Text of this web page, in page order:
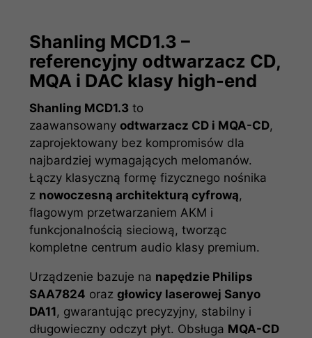
Shanling MCD1.3 –
referencyjny odtwarzacz CD,
MQA i DAC klasy high-end
Shanling MCD1.3 to
zaawansowanyodtwarzacz CD i MQA-CD,
zaprojektowany bez kompromisów dla
najbardziej wymagających melomanów.
Łączy klasyczną formę fizycznego nośnika
z nowoczesną architekturą cyfrową,
flagowym przetwarzaniem AKM i
funkcjonalnością sieciową, tworząc
kompletne centrum audio klasy premium.
Urządzenie bazuje na napędzie Philips
SAA7824 orazgłowicy laserowej Sanyo
DA11, gwarantując precyzyjny, stabilny i
długowieczny odczyt płyt. Obsługa MQA-CD